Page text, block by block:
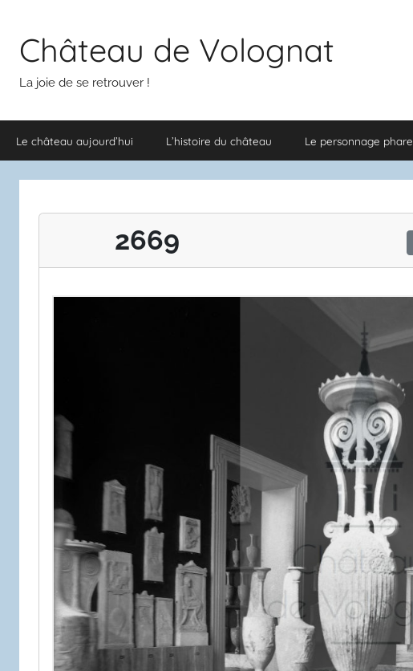
contenuChâteau de Volognat
La joie de se retrouver !
Le château aujourd’hui L’histoire du château Le personnage phare
2669